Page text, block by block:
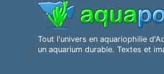
Tout l'univers en aquariophilie
un aquarium durable. Textes et